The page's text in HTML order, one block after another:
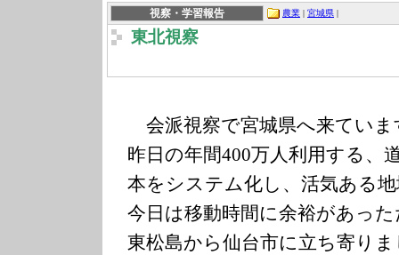
視察・学習報告 農業 | 宮城県 |
東北視察
会派視察で宮城県へ来ていま
昨日の年間400万人利用する、
本をシステム化し、活気ある
今日は移動時間に余裕があっ
東松島から仙台市に立ち寄り